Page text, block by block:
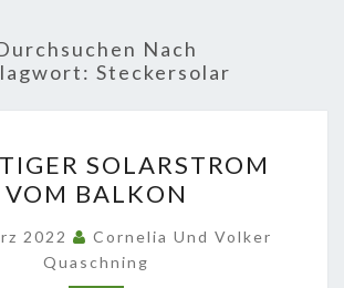
FRAGE
PODCAST
Energiewende-
Fakten Und
Hintergründe
Nach
Steckersolar
SOLARSTROM
VOM
BALKON
SOLARSTROM
VOM BALKON
2022
Cornelia Und Volker
Quaschning